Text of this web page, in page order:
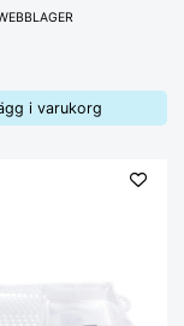
i varukorg